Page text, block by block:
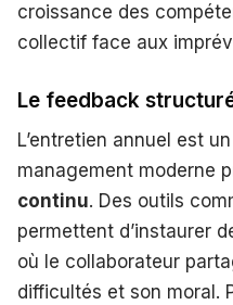
croissance des
collectif face aux
Le feedback
L’entretien annuel est
management moderne
continu. Des outils
permettent d’instaurer
où le collaborateur
difficultés et son moral.